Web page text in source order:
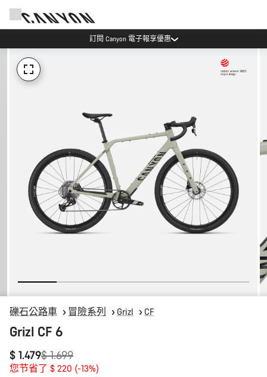
訂閱 Canyon 電子報享優惠
礫石公路車 冒險系列 Grizl CF
Grizl CF 6
$ 1.479
原
价
$ 1.699
您节省了 $ 220 (-13%)